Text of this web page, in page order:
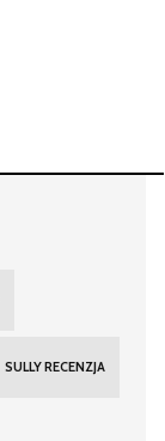
SULLY RECENZJA